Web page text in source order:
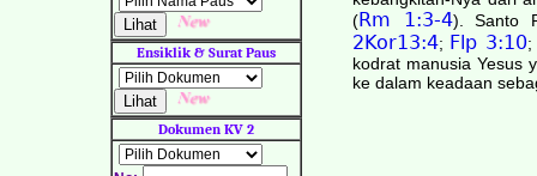
Ensiklik & Surat Paus
Dokumen KV 2
(Rm 1:3-4). Santo
2Kor13:4; Flp 3:10
kodrat manusia Yesus
ke dalam keadaan